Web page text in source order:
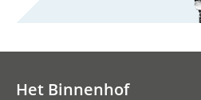
Het Binnenhof